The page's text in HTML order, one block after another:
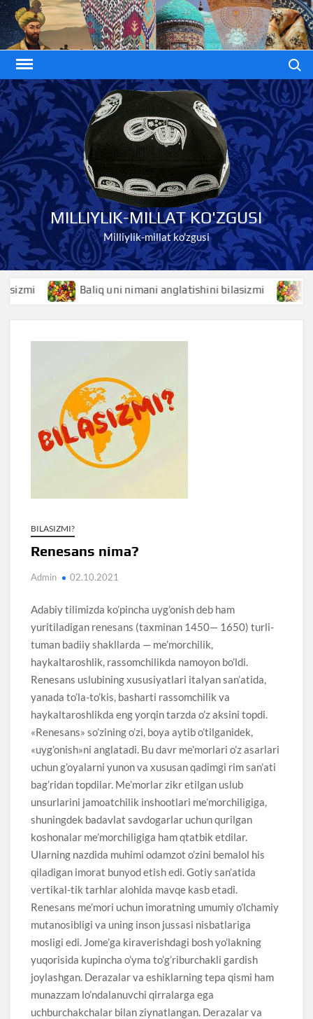
Skip
to
content
MILLIYLIK-MILLAT KO'ZGUSI
Milliylik-millat ko'zgusi
Baliq uni nimani anglatishini bilasizmi
BILASIZMI?
Renesans nima?
Admin 02.10.2021
Adabiy tilimizda ko’pincha uyg’onish deb ham
yuritiladigan renesans (taxminan 1450— 1650) turli-
tuman badiiy shakllarda — me’morchilik,
haykaltaroshlik, rassomchilikda namoyon bo’ldi.
Renesans uslubining xususiyatlari italyan san’atida,
yanada to’la-to’kis, basharti rassomchilik va
haykaltaroshlikda eng yorqin tarzda o’z aksini topdi.
«Renesans» so’zining o’zi, boya aytib o’tilganidek,
«uyg’onish»ni anglatadi. Bu davr me’morlari o’z asarlari
uchun g’oyalarni yunon va xususan qadimgi rim san’ati
bag’ridan topdilar. Me’morlar zikr etilgan uslub
unsurlarini jamoatchilik inshootlari me’morchiligiga,
shuningdek badavlat savdogarlar uchun qurilgan
koshonalar me’morchiligiga ham qtatbik etdilar.
Ularning nazdida muhimi odamzot o’zini bemalol his
qiladigan imorat bunyod etish edi. Gotiy san’atida
vertikal-tik tarhlar alohida mavqe kasb etadi.
Renesans me’mori uchun imoratning umumiy o’lchamiy
mutanosibligi va uning inson jussasi nisbatlariga
mosligi edi. Jome’ga kiraverishdagi bosh yo’lakning
yuqorisida kupincha o’yma to’g’riburchakli gardish
joylashgan. Derazalar va eshiklarning tepa qismi ham
munazzam lo’ndalanuvchi qirralarga ega
uchburchakchalar bilan ziynatlangan. Derazalar va